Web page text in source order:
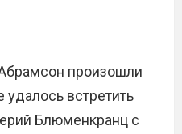
произошли
встретить
Блюменкранц с